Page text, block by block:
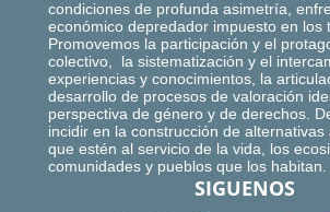
condiciones de profunda asimetría,
económico depredador impuesto en los
Promovemos la participación y el
colectivo, la sistematización y el
experiencias y conocimientos, la
desarrollo de procesos de valoración
perspectiva de género y de derechos.
incidir en la construcción de alternativas
que estén al servicio de la vida, los
comunidades y pueblos que los habitan.
SIGUENOS